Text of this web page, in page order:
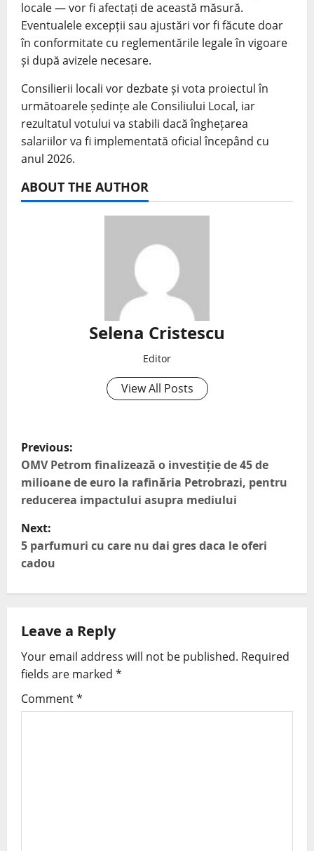
locale — vor fi afectați de această măsură.
Eventualele excepții sau ajustări vor fi făcute doar
în conformitate cu reglementările legale în vigoare
și după avizele necesare.
Consilierii locali vor dezbate și vota proiectul în
următoarele ședințe ale Consiliului Local, iar
rezultatul votului va stabili dacă înghețarea
salariilor va fi implementată oficial începând cu
anul 2026.
ABOUT THE AUTHOR
Selena Cristescu
Editor
View All Posts
Previous:
OMV Petrom finalizează o investiție de 45 de
milioane de euro la rafinăria Petrobrazi, pentru
reducerea impactului asupra mediului
Next:
5 parfumuri cu care nu dai gres daca le oferi
cadou
Leave a Reply
Your email address will not be published. Required
fields are marked *
Comment*